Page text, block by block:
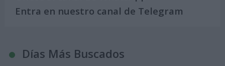
Entra en nuestro canal de Telegram
Días Más Buscados